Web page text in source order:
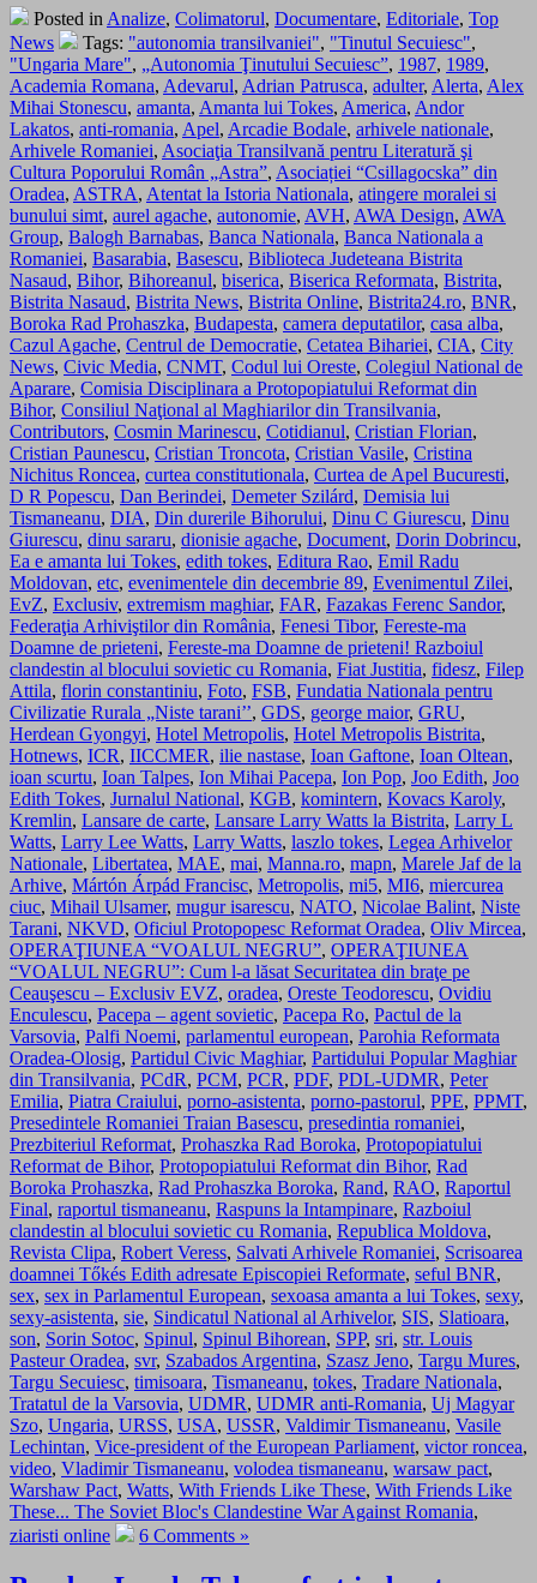
Posted in Analize, Colimatorul, Documentare, Editoriale, Top
News
Tags: "autonomia transilvaniei", "Tinutul Secuiesc",
"Ungaria Mare", „Autonomia Ţinutului Secuiesc”, 1987, 1989,
Academia Romana, Adevarul, Adrian Patrusca, adulter, Alerta, Alex
Mihai Stonescu, amanta, Amanta lui Tokes, America, Andor
Lakatos, anti-romania, Apel, Arcadie Bodale, arhivele nationale,
Arhivele Romaniei, Asociaţia Transilvană pentru Literatură şi
Cultura Poporului Român „Astra”, Asociației “Csillagocska” din
Oradea, ASTRA, Atentat la Istoria Nationala, atingere moralei si
bunului simt, aurel agache, autonomie, AVH, AWA Design, AWA
Group, Balogh Barnabas, Banca Nationala, Banca Nationala a
Romaniei, Basarabia, Basescu, Biblioteca Judeteana Bistrita
Nasaud, Bihor, Bihoreanul, biserica, Biserica Reformata, Bistrita,
Bistrita Nasaud, Bistrita News, Bistrita Online, Bistrita24.ro, BNR,
Boroka Rad Prohaszka, Budapesta, camera deputatilor, casa alba,
Cazul Agache, Centrul de Democratie, Cetatea Bihariei, CIA, City
News, Civic Media, CNMT, Codul lui Oreste, Colegiul National de
Aparare, Comisia Disciplinara a Protopopiatului Reformat din
Bihor, Consiliul Naţional al Maghiarilor din Transilvania,
Contributors, Cosmin Marinescu, Cotidianul, Cristian Florian,
Cristian Paunescu, Cristian Troncota, Cristian Vasile, Cristina
Nichitus Roncea, curtea constitutionala, Curtea de Apel Bucuresti,
D R Popescu, Dan Berindei, Demeter Szilárd, Demisia lui
Tismaneanu, DIA, Din durerile Bihorului, Dinu C Giurescu, Dinu
Giurescu, dinu sararu, dionisie agache, Document, Dorin Dobrincu,
Ea e amanta lui Tokes, edith tokes, Editura Rao, Emil Radu
Moldovan, etc, evenimentele din decembrie 89, Evenimentul Zilei,
EvZ, Exclusiv, extremism maghiar, FAR, Fazakas Ferenc Sandor,
Federaţia Arhiviştilor din România, Fenesi Tibor, Fereste-ma
Doamne de prieteni, Fereste-ma Doamne de prieteni! Razboiul
clandestin al blocului sovietic cu Romania, Fiat Justitia, fidesz, Filep
Attila, florin constantiniu, Foto, FSB, Fundatia Nationala pentru
Civilizatie Rurala „Niste tarani’’, GDS, george maior, GRU,
Herdean Gyongyi, Hotel Metropolis, Hotel Metropolis Bistrita,
Hotnews, ICR, IICCMER, ilie nastase, Ioan Gaftone, Ioan Oltean,
ioan scurtu, Ioan Talpes, Ion Mihai Pacepa, Ion Pop, Joo Edith, Joo
Edith Tokes, Jurnalul National, KGB, komintern, Kovacs Karoly,
Kremlin, Lansare de carte, Lansare Larry Watts la Bistrita, Larry L
Watts, Larry Lee Watts, Larry Watts, laszlo tokes, Legea Arhivelor
Nationale, Libertatea, MAE, mai, Manna.ro, mapn, Marele Jaf de la
Arhive, Mártón Árpád Francisc, Metropolis, mi5, MI6, miercurea
ciuc, Mihail Ulsamer, mugur isarescu, NATO, Nicolae Balint, Niste
Tarani, NKVD, Oficiul Protopopesc Reformat Oradea, Oliv Mircea,
OPERAŢIUNEA “VOALUL NEGRU”, OPERAŢIUNEA
“VOALUL NEGRU”: Cum l-a lăsat Securitatea din braţe pe
Ceauşescu – Exclusiv EVZ, oradea, Oreste Teodorescu, Ovidiu
Enculescu, Pacepa – agent sovietic, Pacepa Ro, Pactul de la
Varsovia, Palfi Noemi, parlamentul european, Parohia Reformata
Oradea-Olosig, Partidul Civic Maghiar, Partidului Popular Maghiar
din Transilvania, PCdR, PCM, PCR, PDF, PDL-UDMR, Peter
Emilia, Piatra Craiului, porno-asistenta, porno-pastorul, PPE, PPMT,
Presedintele Romaniei Traian Basescu, presedintia romaniei,
Prezbiteriul Reformat, Prohaszka Rad Boroka, Protopopiatului
Reformat de Bihor, Protopopiatului Reformat din Bihor, Rad
Boroka Prohaszka, Rad Prohaszka Boroka, Rand, RAO, Raportul
Final, raportul tismaneanu, Raspuns la Intampinare, Razboiul
clandestin al blocului sovietic cu Romania, Republica Moldova,
Revista Clipa, Robert Veress, Salvati Arhivele Romaniei, Scrisoarea
doamnei Tőkés Edith adresate Episcopiei Reformate, seful BNR,
sex, sex in Parlamentul European, sexoasa amanta a lui Tokes, sexy,
sexy-asistenta, sie, Sindicatul National al Arhivelor, SIS, Slatioara,
son, Sorin Sotoc, Spinul, Spinul Bihorean, SPP, sri, str. Louis
Pasteur Oradea, svr, Szabados Argentina, Szasz Jeno, Targu Mures,
Targu Secuiesc, timisoara, Tismaneanu, tokes, Tradare Nationala,
Tratatul de la Varsovia, UDMR, UDMR anti-Romania, Uj Magyar
Szo, Ungaria, URSS, USA, USSR, Valdimir Tismaneanu, Vasile
Lechintan, Vice-president of the European Parliament, victor roncea,
video, Vladimir Tismaneanu, volodea tismaneanu, warsaw pact,
Warshaw Pact, Watts, With Friends Like These, With Friends Like
These... The Soviet Bloc's Clandestine War Against Romania,
ziaristi online
6 Comments »